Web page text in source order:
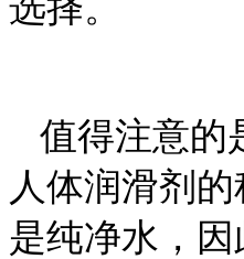
选择。
值得注意的
人体润滑剂
是纯净水，